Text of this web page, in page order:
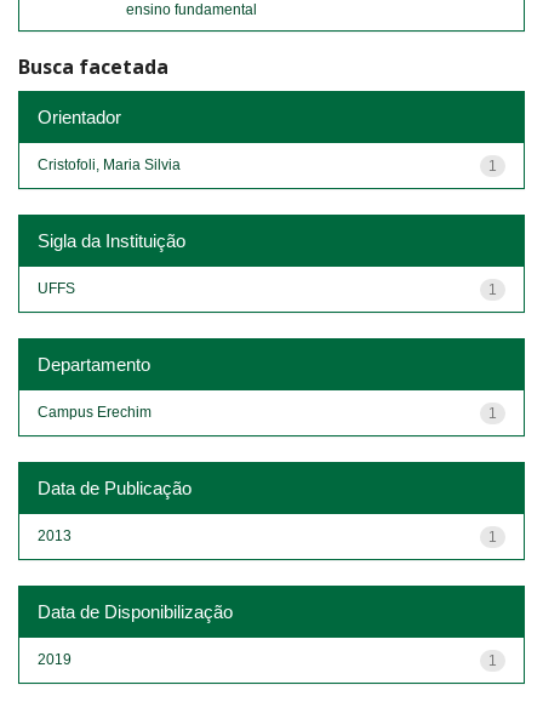
ensino fundamental
Busca facetada
Orientador
1
Cristofoli, Maria Silvia
Sigla da Instituição
1
UFFS
Departamento
1
Campus Erechim
Data de Publicação
1
2013
Data de Disponibilização
1
2019